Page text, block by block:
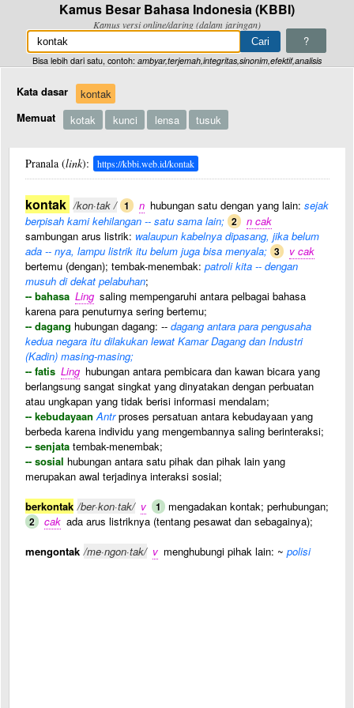
Kamus Besar Bahasa Indonesia (KBBI)
Kamus versi online/daring (dalam jaringan)
?
Bisa lebih dari satu, contoh: ambyar,terjemah,integritas,sinonim,efektif,analisis
Kata dasar
kontak
Memuat
kotak kunci lensa tusuk
Pranala (link): https://kbbi.web.id/kontak
kontak /kon·tak / 1 n hubungan satu dengan yang lain: sejak
berpisah kami kehilangan -- satu sama lain; 2
n cak
sambungan arus listrik: walaupun kabelnya dipasang, jika belum
ada -- nya, lampu listrik itu belum juga bisa menyala; 3
v cak
bertemu (dengan); tembak-menembak: patroli kita -- dengan
musuh di dekat pelabuhan;
-- bahasa Ling saling mempengaruhi antara pelbagai bahasa
karena para penuturnya sering bertemu;
-- dagang hubungan dagang: -- dagang antara para pengusaha
kedua negara itu dilakukan lewat Kamar Dagang dan Industri
(Kadin) masing-masing;
-- fatis Ling hubungan antara pembicara dan kawan bicara yang
berlangsung sangat singkat yang dinyatakan dengan perbuatan
atau ungkapan yang tidak berisi informasi mendalam;
-- kebudayaan Antrproses persatuan antara kebudayaan yang
berbeda karena individu yang mengembannya saling berinteraksi;
-- senjata tembak-menembak;
-- sosial hubungan antara satu pihak dan pihak lain yang
merupakan awal terjadinya interaksi sosial;
berkontak /ber·kon·tak/ v 1 mengadakan kontak; perhubungan;
2 cak ada arus listriknya (tentang pesawat dan sebagainya);
mengontak /me·ngon·tak/ v menghubungi pihak lain: ~ polisi